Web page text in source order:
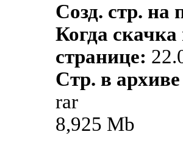
Созд. стр. на
Когда
странице:
Стр. в
rar
8,925 Mb